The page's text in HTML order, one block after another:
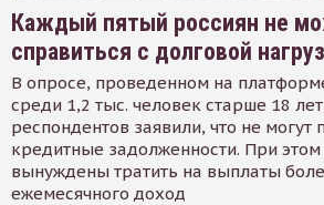
Каждый пятый россиян не
справиться с долговой
В опросе, проведенном на
среди 1,2 тыс. человек старше 18
респондентов заявили, что не могут
кредитные задолженности. При
вынуждены тратить на выплаты
ежемесячного доход